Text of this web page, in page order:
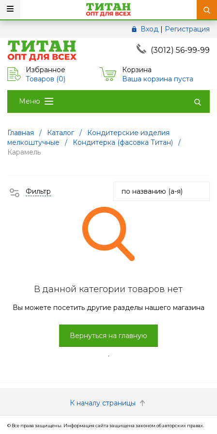
Вход | Регистрация
(3012) 56-99-99
Избранное
Товаров (0)
Корзина
Ваша корзина пуста
Меню
Главная / Каталог /
Кондитерские изделия
мелкоштучные
/ Кондитерка (фасовка Титан)
/
Карамель
Фильтр
В данной категории товаров нет
Вы можете посетить другие разделы нашего магазина
Вернуться на главную
.
К началу страницы
© Все права защищены. Информация сайта защищена законом об авторских правах.